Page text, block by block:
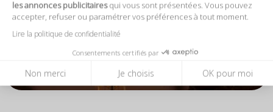
les annonces publicitairesqui vous sont présentées. Vous pouvez
accepter, refuser ou paramétrer vos préférences à tout moment.
Lire la politique de confidentialité
Consentements certifiés par
Non merci Je choisis OK pour moi